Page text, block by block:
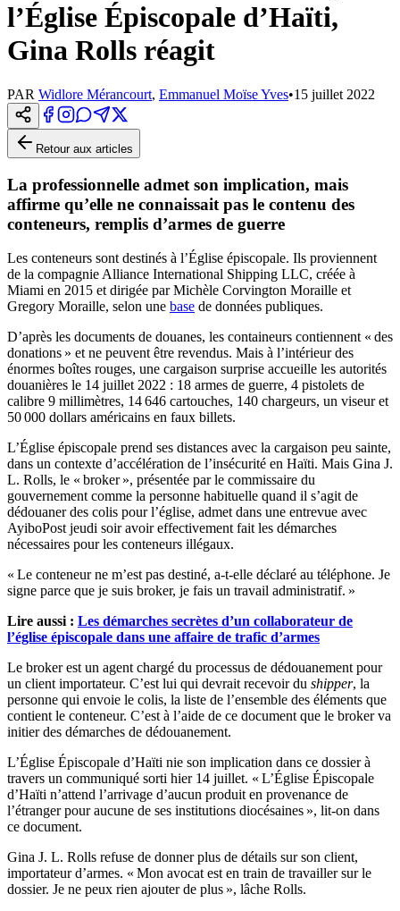
l’Église Épiscopale d’Haïti,
Gina Rolls réagit
PAR Widlore Mérancourt, Emmanuel Moïse Yves•15 juillet 2022
Retour aux articles
La professionnelle admet son implication, mais
affirme qu’elle ne connaissait pas le contenu des
conteneurs, remplis d’armes de guerre
Les conteneurs sont destinés à l’Église épiscopale. Ils proviennent
de la compagnie Alliance International Shipping LLC, créée à
Miami en 2015 et dirigée par Michèle Corvington Moraille et
Gregory Moraille, selon une base de données publiques.
D’après les documents de douanes, les containeurs contiennent « des
donations » et ne peuvent être revendus. Mais à l’intérieur des
énormes boîtes rouges, une cargaison surprise accueille les autorités
douanières le 14 juillet 2022 : 18 armes de guerre, 4 pistolets de
calibre 9 millimètres, 14 646 cartouches, 140 chargeurs, un viseur et
50 000 dollars américains en faux billets.
L’Église épiscopale prend ses distances avec la cargaison peu sainte,
dans un contexte d’accélération de l’insécurité en Haïti. Mais Gina J.
L. Rolls, le « broker », présentée par le commissaire du
gouvernement comme la personne habituelle quand il s’agit de
dédouaner des colis pour l’église, admet dans une entrevue avec
AyiboPost jeudi soir avoir effectivement fait les démarches
nécessaires pour les conteneurs illégaux.
« Le conteneur ne m’est pas destiné, a-t-elle déclaré au téléphone. Je
signe parce que je suis broker, je fais un travail administratif. »
Lire aussi : Les démarches secrètes d’un collaborateur de
l’église épiscopale dans une affaire de trafic d’armes
Le broker est un agent chargé du processus de dédouanement pour
un client importateur. C’est lui qui devrait recevoir du shipper, la
personne qui envoie le colis, la liste de l’ensemble des éléments que
contient le conteneur. C’est à l’aide de ce document que le broker va
initier des démarches de dédouanement.
L’Église Épiscopale d’Haïti nie son implication dans ce dossier à
travers un communiqué sorti hier 14 juillet. « L’Église Épiscopale
d’Haïti n’attend l’arrivage d’aucun produit en provenance de
l’étranger pour aucune de ses institutions diocésaines », lit-on dans
ce document.
Gina J. L. Rolls refuse de donner plus de détails sur son client,
importateur d’armes. « Mon avocat est en train de travailler sur le
dossier. Je ne peux rien ajouter de plus », lâche Rolls.